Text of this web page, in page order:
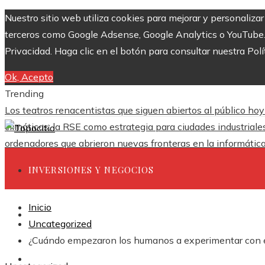
Nuestro sitio web utiliza cookies para mejorar y
terceros como Google Adsense, Google Analytics o
Privacidad. Haga clic en el botón para consultar nuestra
Ok, Acepto
Trending
Los teatros renacentistas que siguen abiertos al público
climáticas: la RSE como estrategia para ciudades
ordenadores que abrieron nuevas fronteras en la
INVERSIONES Y NEGOCIOS
CIENCIA Y TECNOLOGÍA
Inicio
Uncategorized
¿Cuándo empezaron los humanos a experimentar